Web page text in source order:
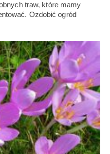
traw, które mamy
Ozdobić ogród